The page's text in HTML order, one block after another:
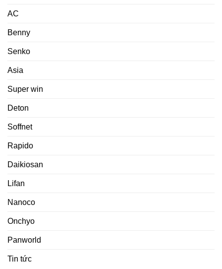
AC
Benny
Senko
Asia
Super win
Deton
Soffnet
Rapido
Daikiosan
Lifan
Nanoco
Onchyo
Panworld
Tin tức